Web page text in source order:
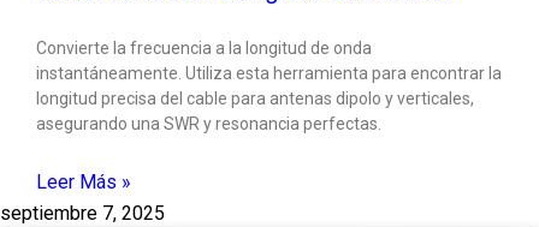
Convierte la frecuencia a la longitud de onda
instantáneamente. Utiliza esta herramienta para encontrar la
longitud precisa del cable para antenas dipolo y verticales,
asegurando una SWR y resonancia perfectas.
Leer Más »
septiembre 7, 2025